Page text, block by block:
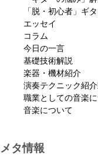
「脱・初心者」ギ
エッセイ
コラム
今日の一言
基礎技術解説
楽器・機材紹介
演奏テクニック紹
職業としての音楽
音楽について
メタ情報